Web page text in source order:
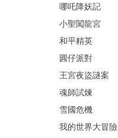
哪吒降妖記
小聖闖龍宮
和平精英
圓仔派對
王宮夜盜謎案
魂師試煉
雪國危機
我的世界大冒險